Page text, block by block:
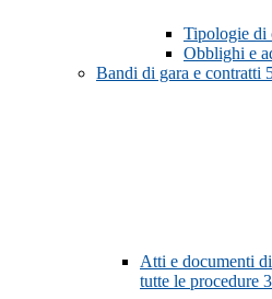
Tipologie di
Obblighi e
Bandi di gara e contratti
Atti e documenti
tutte le procedure